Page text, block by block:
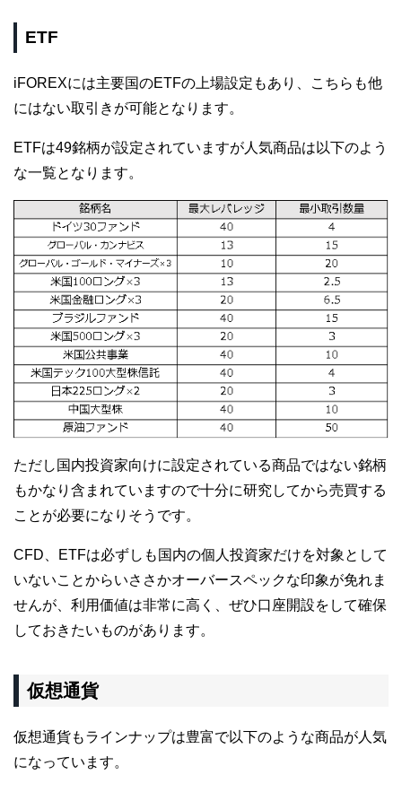
ETF
iFOREXには主要国のETFの上場設定もあり、こちらも他
にはない取引きが可能となります。
ETFは49銘柄が設定されていますが人気商品は以下のよう
な一覧となります。
ただし国内投資家向けに設定されている商品ではない銘柄
もかなり含まれていますので十分に研究してから売買する
ことが必要になりそうです。
CFD、ETFは必ずしも国内の個人投資家だけを対象として
いないことからいささかオーバースペックな印象が免れま
せんが、利用価値は非常に高く、ぜひ口座開設をして確保
しておきたいものがあります。
仮想通貨
仮想通貨もラインナップは豊富で以下のような商品が人気
になっています。